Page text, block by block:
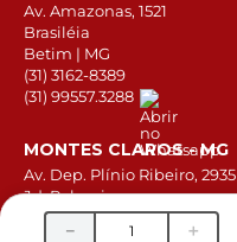
＋
－
Av. Amazonas, 1521
Brasiléia
Betim | MG
(31) 3162-8389
(31) 99557.3288
MONTES CLAROS - MG
Av. Dep. Plínio Ribeiro, 2935
Jd. Palmeiras
Montes Claros | MG